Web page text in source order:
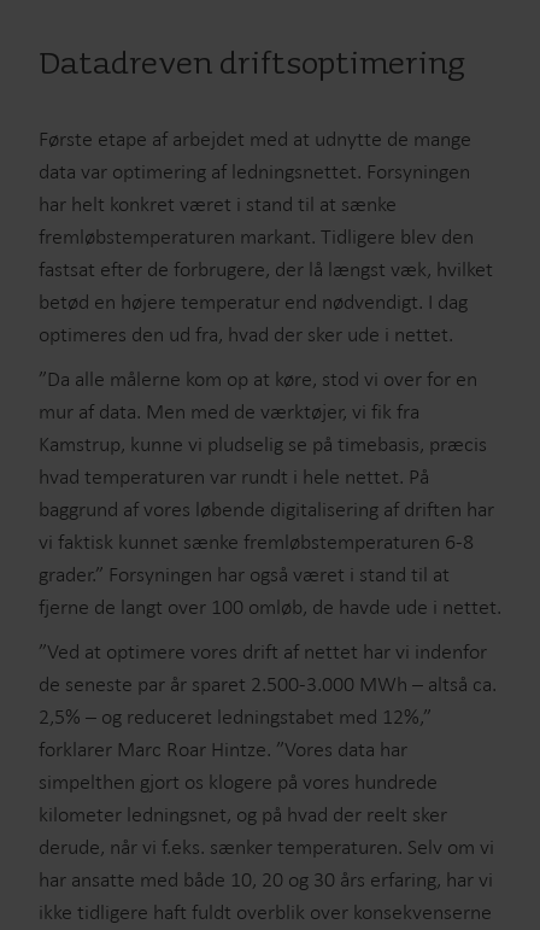
Datadreven driftsoptimering
Første etape af arbejdet med at udnytte de mange
data var optimering af ledningsnettet. Forsyningen
har helt konkret været i stand til at sænke
fremløbstemperaturen markant. Tidligere blev den
fastsat efter de forbrugere, der lå længst væk, hvilket
betød en højere temperatur end nødvendigt. I dag
optimeres den ud fra, hvad der sker ude i nettet.
”Da alle målerne kom op at køre, stod vi over for en
mur af data. Men med de værktøjer, vi fik fra
Kamstrup, kunne vi pludselig se på timebasis, præcis
hvad temperaturen var rundt i hele nettet. På
baggrund af vores løbende digitalisering af driften har
vi faktisk kunnet sænke fremløbstemperaturen 6-8
grader.” Forsyningen har også været i stand til at
fjerne de langt over 100 omløb, de havde ude i nettet.
”Ved at optimere vores drift af nettet har vi indenfor
de seneste par år sparet 2.500-3.000 MWh – altså ca.
2,5% – og reduceret ledningstabet med 12%,”
forklarer Marc Roar Hintze. ”Vores data har
simpelthen gjort os klogere på vores hundrede
kilometer ledningsnet, og på hvad der reelt sker
derude, når vi f.eks. sænker temperaturen. Selv om vi
har ansatte med både 10, 20 og 30 års erfaring, har vi
ikke tidligere haft fuldt overblik over konsekvenserne